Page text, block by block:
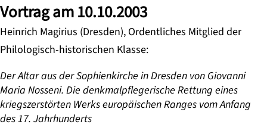
Vortrag am 10.10.2003
Heinrich Magirius (Dresden), Ordentliches Mitglied der
Philologisch-historischen Klasse:
Der Altar aus der Sophienkirche in Dresden von Giovanni
Maria Nosseni. Die denkmalpflegerische Rettung eines
kriegszerstörten Werks europäischen Ranges vom Anfang
des 17. Jahrhunderts